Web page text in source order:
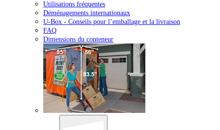
Utilisations fréquentes
Déménagements internationaux
U-Box - Conseils pour l’emballage et la livraison
FAQ
Dimensions du conteneur